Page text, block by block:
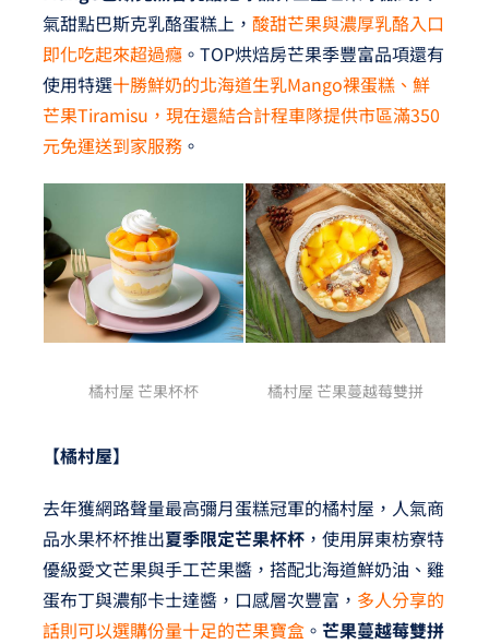
氣甜點巴斯克乳酪蛋糕上， 酸甜芒果與濃厚乳酪入口
即化吃起來超過癮。TOP烘焙房芒果季豐富品項還有
使用特選十勝鮮奶的北海道生乳Mango裸蛋糕、鮮
芒果Tiramisu，現在還結合計程車隊提供市區滿350
元免運送到家服務。
橘村屋 芒果杯杯 橘村屋 芒果蔓越莓雙拼
【橘村屋】
去年獲網路聲量最高彌月蛋糕冠軍的橘村屋，人氣商
品水果杯杯推出夏季限定芒果杯杯，使用屏東枋寮特
優級愛文芒果與手工芒果醬，搭配北海道鮮奶油、雞
蛋布丁與濃郁卡士達醬，口感層次豐富， 多人分享的
話則可以選購份量十足的芒果寶盒。 芒果蔓越莓雙拼